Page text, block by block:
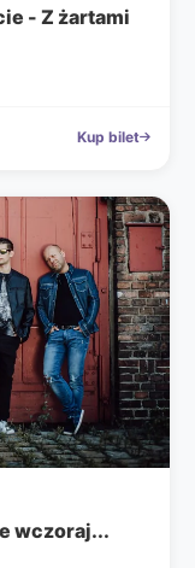
- Z żartami
Kup bilet
wczoraj...